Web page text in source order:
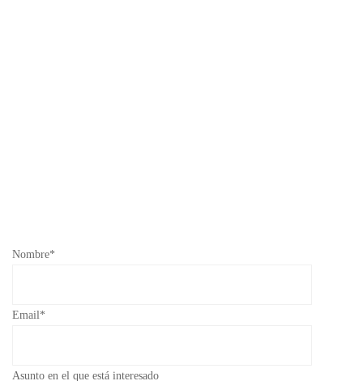
Nombre*
Email*
Asunto en el que está interesado